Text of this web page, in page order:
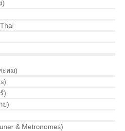
)
ะสม)
)
ย)
& Metronomes)